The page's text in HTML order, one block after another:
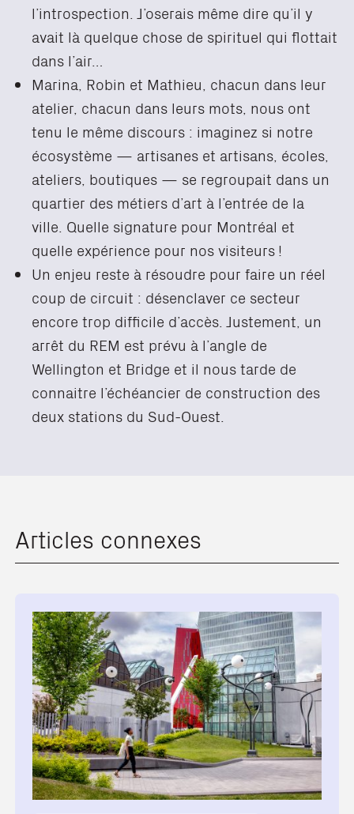
l’introspection. J’oserais même dire qu’il y
avait là quelque chose de spirituel qui flottait
dans l’air…
Marina, Robin et Mathieu, chacun dans leur
atelier, chacun dans leurs mots, nous ont
tenu le même discours : imaginez si notre
écosystème — artisanes et artisans, écoles,
ateliers, boutiques — se regroupait dans un
quartier des métiers d’art à l’entrée de la
ville. Quelle signature pour Montréal et
quelle expérience pour nos visiteurs !
Un enjeu reste à résoudre pour faire un réel
coup de circuit : désenclaver ce secteur
encore trop difficile d’accès. Justement, un
arrêt du REM est prévu à l’angle de
Wellington et Bridge et il nous tarde de
connaitre l’échéancier de construction des
deux stations du Sud-Ouest.
Articles connexes